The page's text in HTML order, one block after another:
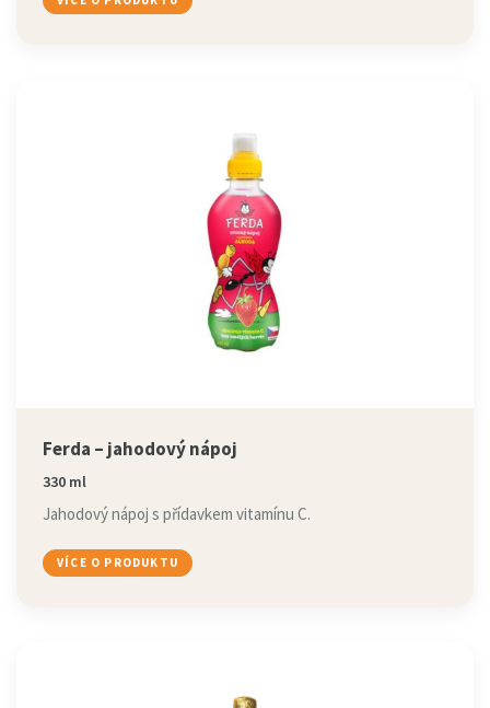
Ferda – jahodový nápoj
330 ml
Jahodový nápoj s přídavkem vitamínu C.
VÍCE O PRODUKTU